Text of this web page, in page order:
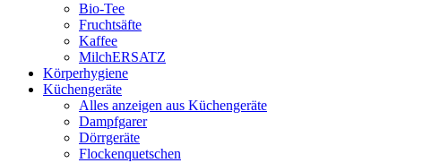
Bio-Tee
Fruchtsäfte
Kaffee
MilchERSATZ
Körperhygiene
Küchengeräte
Alles anzeigen aus Küchengeräte
Dampfgarer
Dörrgeräte
Flockenquetschen